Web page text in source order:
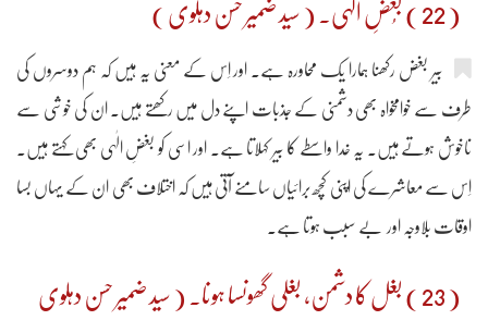
( 22 ) بُغضِ الٰہی۔ ( سید ضمیر حسن دہلوی )
بیر بغض رکھنا ہمارا یک محاورہ ہے۔ اور اِس کے معنی یہ ہیں کہ ہم دوسروں کی
طرف سے خوامخواہ بھی دشمنی کے جذبات اپنے دل میں رکھتے ہیں۔ ان کی خوشی سے
ناخوش ہوتے ہیں۔ یہ خدا واسطے کا بیر کہلاتا ہے۔ اور اسی کو بغضِ الٰہی بھی کہتے ہیں۔
اِس سے معاشرے کی اپنی کچھ برائیاں سامنے آتی ہیں کہ اختلاف بھی ان کے یہاں بسا
اوقات بلاوجہ اور بے سبب ہوتا ہے۔
( 23 ) بغل کا دشمن، بغلی گھونسا ہونا۔ ( سید ضمیر حسن دہلوی